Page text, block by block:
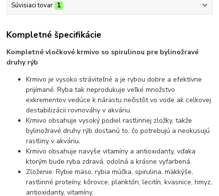
Súvisiaci tovar 1
Kompletné špecifikácie
Kompletné vločkové krmivo so spirulinou pre bylinožravé
druhy rýb
Krmivo je vysoko stráviteľné a je rybou dobre a efektívne
prijímané. Ryba tak neprodukuje veľké množstvo
exkrementov vedúce k nárastu nečistôt vo vode ak celkovej
destabilizácii rovnováhy v akváriu.
Krmivo obsahuje vysoký podiel rastlinnej zložky, takže
bylinožravé druhy rýb dostanú to, čo potrebujú a neokusujú
rastliny v akváriu.
Krmivo obsahuje navyše vitamíny a antioxidanty, vďaka
ktorým bude ryba zdravá, odolná a krásne vyfarbená.
Zloženie: Rybie mäso, rybia múčka, spirulina, mäkkýše,
rastlinné proteíny, kôrovce, planktón, lecitín, kvasnice, hmyz,
antioxidanty, vitamíny.